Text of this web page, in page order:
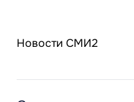
Новости СМИ2